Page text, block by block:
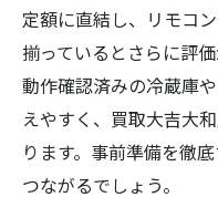
定額に直結し、リモコ
揃っているとさらに評
動作確認済みの冷蔵庫
えやすく、買取大吉大
ります。事前準備を徹
つながるでしょう。